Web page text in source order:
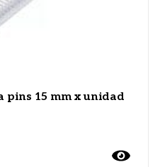
pins 15 mm x unidad